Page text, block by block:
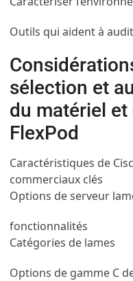
Outils qui aident à
sélection et
du matériel
FlexPod
Caractéristiques de
commerciaux clés
Options de serveur
fonctionnalités
Catégories de lames
Options de gamme C